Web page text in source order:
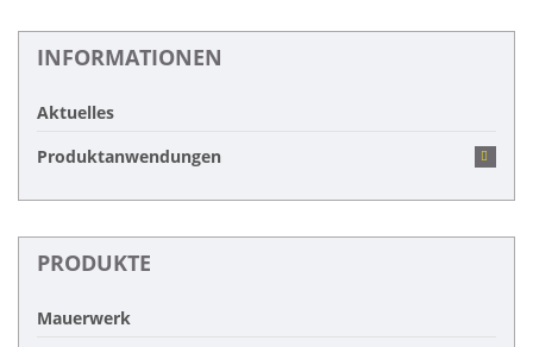
INFORMATIONEN
Aktuelles
Produktanwendungen
PRODUKTE
Mauerwerk